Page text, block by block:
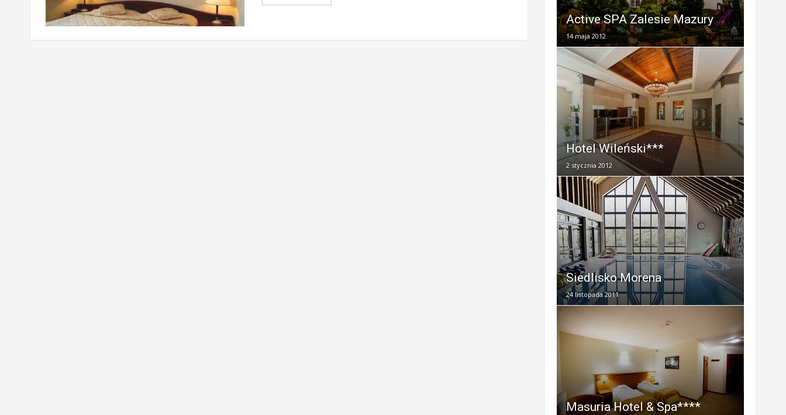
Active SPA Zalesie Mazury
14 maja 2012
Hotel Wileński***
2 stycznia 2012
Siedlisko Morena
24 listopada 2011
Masuria Hotel & Spa****